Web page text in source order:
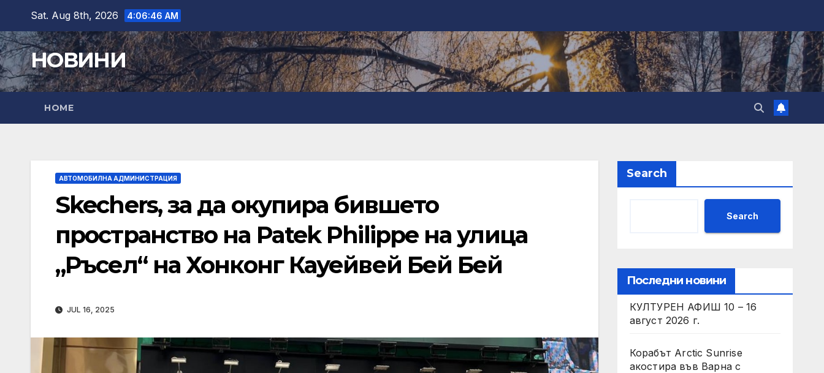
content
Sat. Aug 8th, 2026 4:06:47 AM
НОВИНИ
HOME
АВТОМОБИЛНА АДМИНИСТРАЦИЯ
Skechers, за да окупира бившето
пространство на Patek Philippe на улица
„Ръсел“ на Хонконг Кауейвей Бей Бей
JUL 16, 2025
Search
Search
Последни новини
КУЛТУРЕН АФИШ 10 – 16
август 2026 г.
Корабът Arctic Sunrise
акостира във Варна с